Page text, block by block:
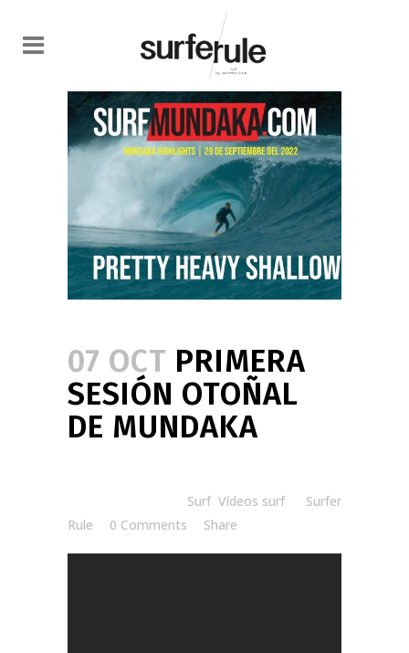
07 OCT PRIMERA
SESIÓN OTOÑAL
DE MUNDAKA
Surf Vídeos surf
Surfer
Rule
0 Comments Share